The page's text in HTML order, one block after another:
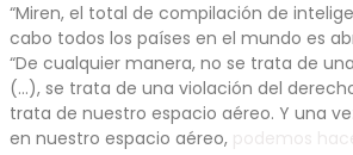
“Miren, el total de compilación de
cabo todos los países en el mundo es
“De cualquier manera, no se trata de
(…), se trata de una violación del
trata de nuestro espacio aéreo. Y una
en nuestro espacio aéreo,